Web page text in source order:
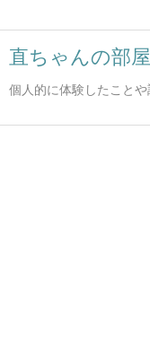
直ちゃんの部
個人的に体験したこと